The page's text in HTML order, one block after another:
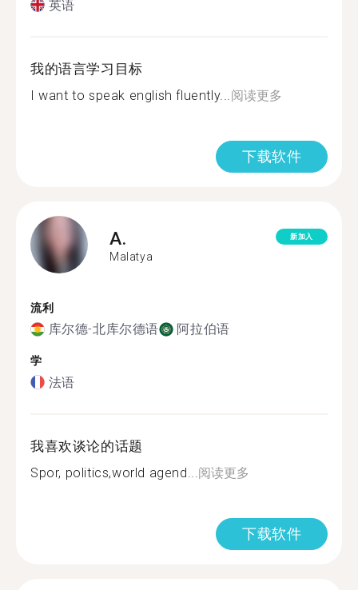
英语
我的语言学习目标
I want to speak english fluently... 阅读更多
下载软件
A.
Malatya
新加入
流利
库尔德-北库尔德语 阿拉伯语
学
法语
我喜欢谈论的话题
Spor, politics,world agend... 阅读更多
下载软件